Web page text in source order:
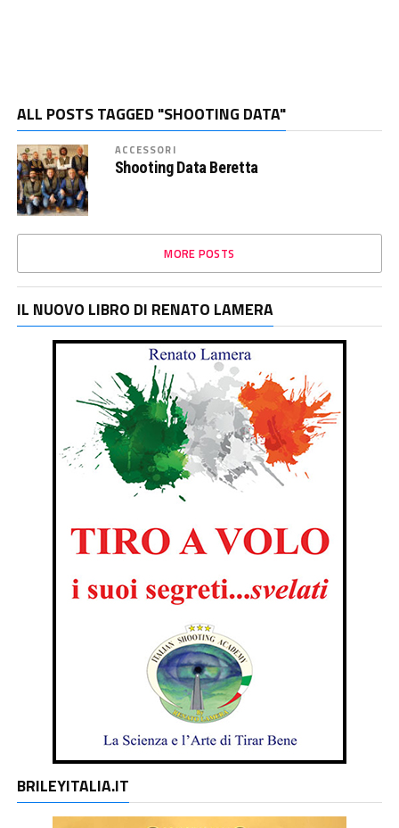
ALL POSTS TAGGED "SHOOTING DATA"
ACCESSORI
Shooting Data Beretta
MORE POSTS
IL NUOVO LIBRO DI RENATO LAMERA
BRILEYITALIA.IT